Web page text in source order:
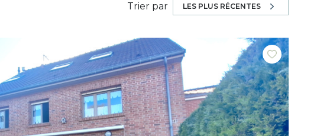
Trier par LES PLUS RÉCENTES